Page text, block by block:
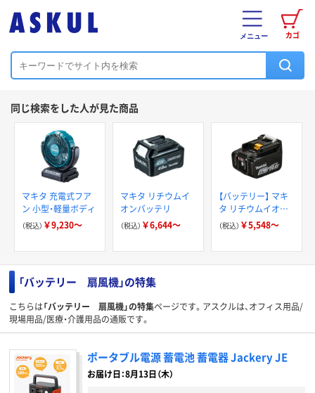
カゴ
メニュー
同じ検索をした人が見た商品
マキタ 充電式フア
ン 小型・軽量ボディ
（税込） ￥9,230～
マキタ リチウムイ
オンバッテリ
（税込） ￥6,644～
【バッテリー】 マキ
タ リチウムイオン
バッテリ BL
（税込） ￥5,548～
「バッテリー 扇風機」の特集
こちらは「バッテリー 扇風機」の特集ページです。アスクルは、オフィス用品/
現場用品/医療・介護用品の通販です。
ポータブル電源 蓄電池 蓄電器 Jackery JE
お届け日：8月13日（木）